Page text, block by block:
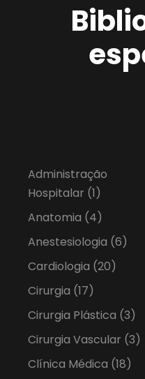
Administração
Hospitalar (1)
Anatomia (4)
Anestesiologia (6)
Cardiologia (20)
Cirurgia (17)
Cirurgia Plástica (3)
Cirurgia Vascular (3)
Clínica Médica (18)